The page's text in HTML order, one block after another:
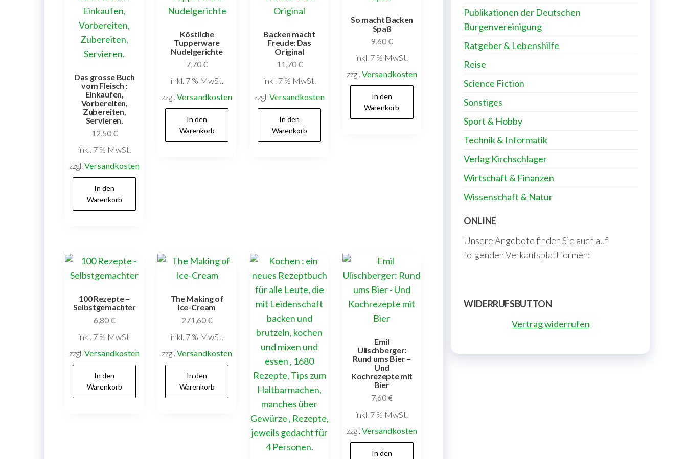
Das grosse Buch
vom Fleisch :
Einkaufen,
Vorbereiten,
Zubereiten,
Servieren.
12,50€
inkl. 7 % MwSt.
zzgl.Versandkosten
In den
Warenkorb
Köstliche
Tupperware
Nudelgerichte
7,70€
inkl. 7 % MwSt.
zzgl.Versandkosten
In den
Warenkorb
Backen macht
Freude: Das
Original
11,70€
inkl. 7 % MwSt.
zzgl.Versandkosten
In den
Warenkorb
So macht Backen
Spaß
9,60€
inkl. 7 % MwSt.
zzgl. Versandkosten
In den
Warenkorb
100 Rezepte –
Selbstgemachter
6,80€
inkl. 7 % MwSt.
zzgl.Versandkosten
In den
Warenkorb
The Making of
Ice-Cream
271,60€
inkl. 7 % MwSt.
zzgl.Versandkosten
In den
Warenkorb
Emil
Ulischberger:
Rund ums Bier –
Und
Kochrezepte mit
Bier
7,60€
inkl. 7 % MwSt.
zzgl. Versandkosten
In den
Publikationen der Deutschen
Burgenvereinigung
Ratgeber & Lebenshilfe
Reise
Science Fiction
Sonstiges
Sport & Hobby
Technik & Informatik
Verlag Kirchschlager
Wirtschaft & Finanzen
Wissenschaft & Natur
ONLINE
Unsere Angebote finden Sie auch auf
folgenden Verkaufsplattformen:
WIDERRUFSBUTTON
Vertrag widerrufen